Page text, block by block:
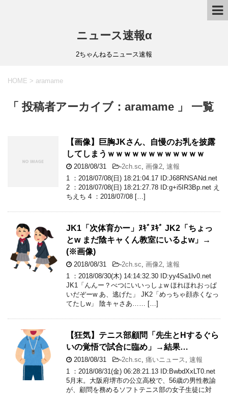
ニュース速報α
2ちゃんねるニュース速報
HOME > aramame
「 投稿者アーカイブ：aramame 」 一覧
【画像】巨胸JKさん、自慢のお乳を披露
してしまうｗｗｗｗｗｗｗｗｗｗｗｗ
2018/08/31 -2ch.sc 画像2 速報
1 ：2018/07/08(日) 18:21:04.17 ID:J68RNSANd.net
2 ：2018/07/08(日) 18:21:27.78 ID:g+i5IR3Bp.net え
ちえち 4 ：2018/07/08 […]
JK1「次体育かー」ﾇｷﾞﾇｷﾞ JK2「ちょっ
とw まだ陰キャくん教室にいるよw」→
(※画像)
2018/08/31 -2ch.sc 画像2 速報
1 ：2018/08/30(木) 14:14:32.30 ID:yy4Sa1lv0.net
JK1「んんー？べつにいいっしょw ほれほれおっぱ
いだぞーw あ、逃げた」 JK2「めっちゃ顔赤くなっ
てたしw」 陰キャさあ…… […]
【狂気】テニス部顧問「先生とHするぐら
いの覚悟で試合に臨め」→結果…
2018/08/31 -2ch.sc 痛いニュース
速報
1 ：2018/08/31(金) 06:28:21.13 ID:BwbdXxLT0.net
5月末。大阪府堺市の公立高校で、56歳の男性教諭
が、顧問を務めるソフトテニス部の女子生徒に対